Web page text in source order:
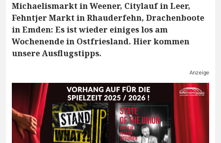
Michaelismarkt in Weener, Citylauf in Leer,
Fehntjer Markt in Rhauderfehn, Drachenboote
in Emden: Es ist wieder einiges los am
Wochenende in Ostfriesland. Hier kommen
unsere Ausflugstipps.
Anzeige